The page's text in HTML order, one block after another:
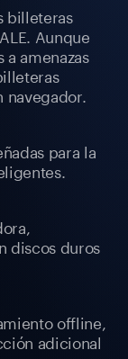
billeteras
Aunque
amenazas
navegador.
para la
discos duros
offline,
adicional